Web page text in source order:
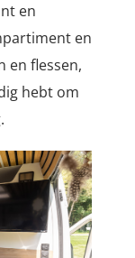
en
en
en flessen,
hebt om